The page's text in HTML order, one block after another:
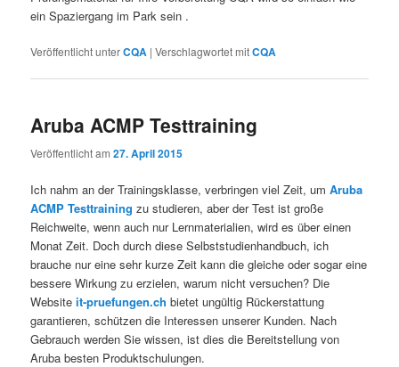
ein Spaziergang im Park sein .
Veröffentlicht unterCQA |Verschlagwortet mitCQA
Aruba ACMP Testtraining
Veröffentlicht am27. April 2015
Ich nahm an der Trainingsklasse, verbringen viel Zeit, umAruba
ACMP Testtraining zu studieren, aber der Test ist große
Reichweite, wenn auch nur Lernmaterialien, wird es über einen
Monat Zeit. Doch durch diese Selbststudienhandbuch, ich
brauche nur eine sehr kurze Zeit kann die gleiche oder sogar eine
bessere Wirkung zu erzielen, warum nicht versuchen? Die
Websiteit-pruefungen.ch bietet ungültig Rückerstattung
garantieren, schützen die Interessen unserer Kunden. Nach
Gebrauch werden Sie wissen, ist dies die Bereitstellung von
Aruba besten Produktschulungen.